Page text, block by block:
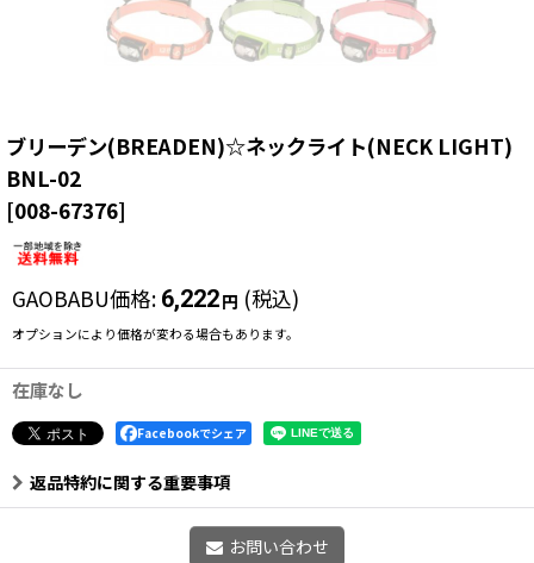
ブリーデン(BREADEN)☆ネックライト(NECK LIGHT)
BNL-02
[008-67376]
GAOBABU価格: 6,222円 (税込)
オプションにより価格が変わる場合もあります。
在庫なし
Facebookでシェア
返品特約に関する重要事項
お問い合わせ